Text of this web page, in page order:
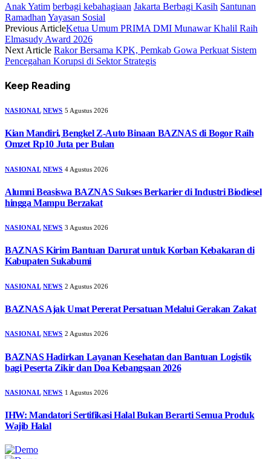
Anak Yatim berbagi kebahagiaan Jakarta Berbagi Kasih Santunan
Ramadhan Yayasan Sosial
Previous ArticleKetua Umum PRIMA DMI Munawar Khalil Raih
Elmasudy Award 2026
Next Article Rakor Bersama KPK, Pemkab Gowa Perkuat Sistem
Pencegahan Korupsi di Sektor Strategis
Keep Reading
NASIONAL NEWS 5 Agustus 2026
Kian Mandiri, Bengkel Z-Auto Binaan BAZNAS di Bogor Raih
Omzet Rp10 Juta per Bulan
NASIONAL NEWS 4 Agustus 2026
Alumni Beasiswa BAZNAS Sukses Berkarier di Industri Biodiesel
hingga Mampu Berzakat
NASIONAL NEWS 3 Agustus 2026
BAZNAS Kirim Bantuan Darurat untuk Korban Kebakaran di
Kabupaten Sukabumi
NASIONAL NEWS 2 Agustus 2026
BAZNAS Ajak Umat Pererat Persatuan Melalui Gerakan Zakat
NASIONAL NEWS 2 Agustus 2026
BAZNAS Hadirkan Layanan Kesehatan dan Bantuan Logistik
bagi Peserta Zikir dan Doa Kebangsaan 2026
NASIONAL NEWS 1 Agustus 2026
IHW: Mandatori Sertifikasi Halal Bukan Berarti Semua Produk
Wajib Halal